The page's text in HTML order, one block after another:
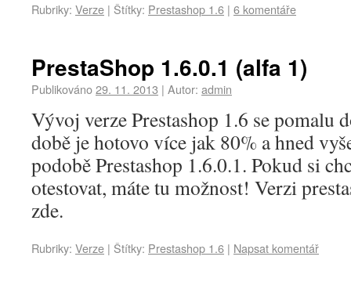
Rubriky: Verze | Štítky: Prestashop 1.6 | 6 komentáře
PrestaShop 1.6.0.1 (alfa 1)
Publikováno29. 11. 2013 | Autor: admin
Vývoj verze Prestashop 1.6 se pomalu
době je hotovo více jak 80% a hned
podobě Prestashop 1.6.0.1. Pokud si
otestovat, máte tu možnost! Verzi
zde.
Rubriky: Verze | Štítky: Prestashop 1.6 | Napsat komentář